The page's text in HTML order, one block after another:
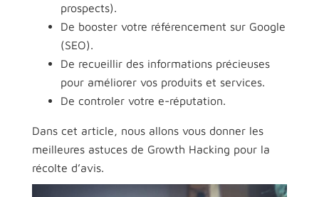
prospects).
De booster votre référencement sur Google
(SEO).
De recueillir des informations précieuses
pour améliorer vos produits et services.
De controler votre e-réputation.
Dans cet article, nous allons vous donner les
meilleures astuces de Growth Hacking pour la
récolte d’avis.